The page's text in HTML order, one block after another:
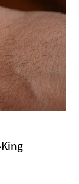
King